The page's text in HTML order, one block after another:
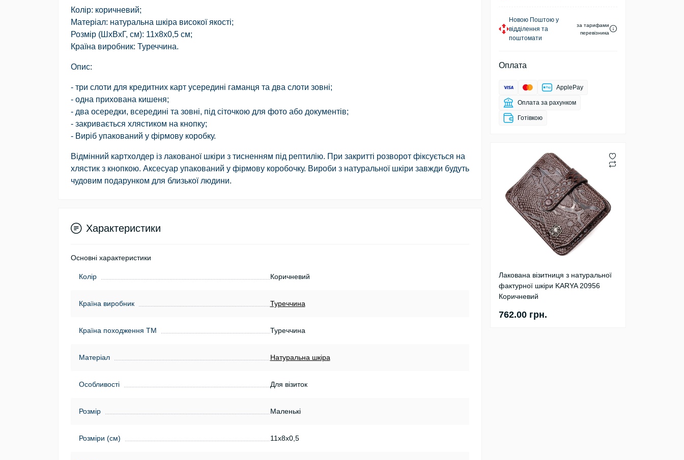
Новою Поштою у
відділення та
поштомати
за тарифами
перевізника
Оплата
ApplePay
Оплата за рахунком
Готівкою
Лакована візитниця з натуральної
фактурної шкіри KARYA 20956
Коричневий
762.00 грн.
Колір: коричневий;
Матеріал: натуральна шкіра високої якості;
Розмір (ШхВхГ, см): 11х8х0,5 см;
Країна виробник: Туреччина.
Опис:
- три слоти для кредитних карт усередині гаманця та два слоти зовні;
- одна прихована кишеня;
- два осередки, всередині та зовні, під сіточкою для фото або документів;
- закривається хлястиком на кнопку;
- Виріб упакований у фірмову коробку.
Відмінний картхолдер із лакованої шкіри з тисненням під рептилію. При закритті розворот фіксується на
хлястик з кнопкою. Аксесуар упакований у фірмову коробочку. Вироби з натуральної шкіри завжди будуть
чудовим подарунком для близької людини.
Характеристики
Основні характеристики
Колір Коричневий
Країна виробник Туреччина
Країна походження ТМ Туреччина
Матеріал Натуральна шкіра
Особливості Для візиток
Розмір Маленькі
Розміри (см) 11х8х0,5